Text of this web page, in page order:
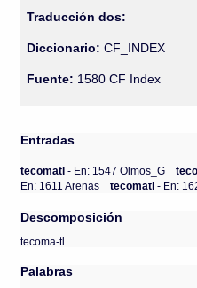
Traducción dos:
Diccionario:CF_INDEX
Fuente: 1580 CF Index
Entradas
tecomatl- En: 1547 Olmos_G
En: 1611 Arenas
tecomatl- En:
Descomposición
tecoma-tl
Palabras